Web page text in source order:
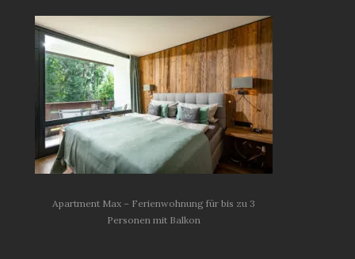
Apartment Max – Ferienwohnung für bis zu 3
Personen mit Balkon